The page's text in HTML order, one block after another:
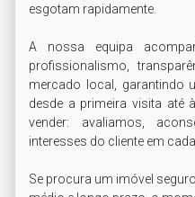
esgotam rapidamente.
A nossa equipa
profissionalismo,
mercado local, garantindo
desde a primeira visita até
vender: avaliamos,
interesses do cliente em
Se procura um imóvel